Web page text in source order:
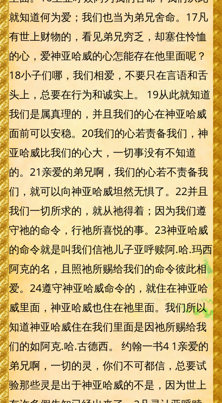
就知道何为爱；我们也当为弟兄舍命。17凡
有世上财物的，看见弟兄穷乏，却塞住怜恤
的心，爱神亚哈威的心怎能存在他里面呢？
18小子们哪，我们相爱，不要只在言语和舌
头上，总要在行为和诚实上。 19从此就知道
我们是属真理的，并且我们的心在神亚哈威
面前可以安稳。20我们的心若责备我们，神
亚哈威比我们的心大，一切事没有不知道
的。21亲爱的弟兄啊，我们的心若不责备我
们，就可以向神亚哈威坦然无惧了。22并且
我们一切所求的，就从祂得着；因为我们遵
守祂的命令，行祂所喜悦的事。23神亚哈威
的命令就是叫我们信祂儿子亚呼赎阿.哈.玛西
阿克的名，且照祂所赐给我们的命令彼此相
爱。24遵守神亚哈威命令的，就住在神亚哈
威里面，神亚哈威也住在祂里面。我们所以
知道神亚哈威住在我们里面是因祂所赐给我
们的如阿克.哈.古德西。 约翰一书4 1亲爱的
弟兄啊，一切的灵，你们不可都信，总要试
验那些灵是出于神亚哈威的不是，因为世上